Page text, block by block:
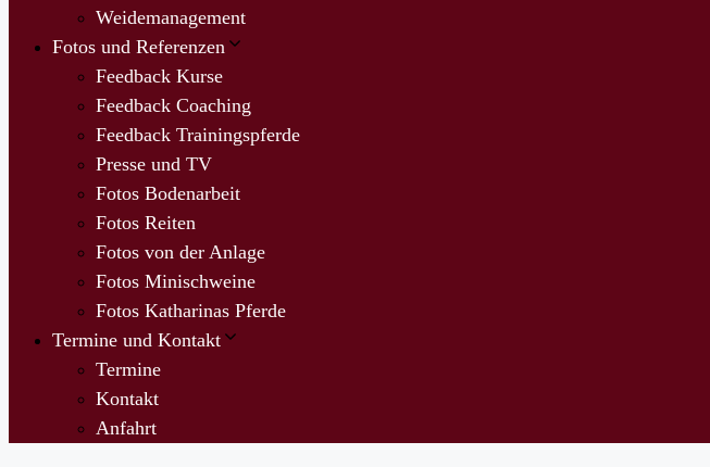
Weidemanagement
Fotos und Referenzen
Feedback Kurse
Feedback Coaching
Feedback Trainingspferde
Presse und TV
Fotos Bodenarbeit
Fotos Reiten
Fotos von der Anlage
Fotos Minischweine
Fotos Katharinas Pferde
Termine und Kontakt
Termine
Kontakt
Anfahrt